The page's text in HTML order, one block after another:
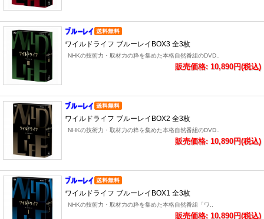
ワイルドライフ ブルーレイBOX3 全3枚
NHKの技術力・取材力の粋を集めた本格自然番組のDVD..
販売価格: 10,890円(税込)
ワイルドライフ ブルーレイBOX2 全3枚
NHKの技術力・取材力の粋を集めた本格自然番組のDVD..
販売価格: 10,890円(税込)
ワイルドライフ ブルーレイBOX1 全3枚
NHKの技術力・取材力の粋を集めた本格自然番組「ワ..
販売価格: 10,890円(税込)